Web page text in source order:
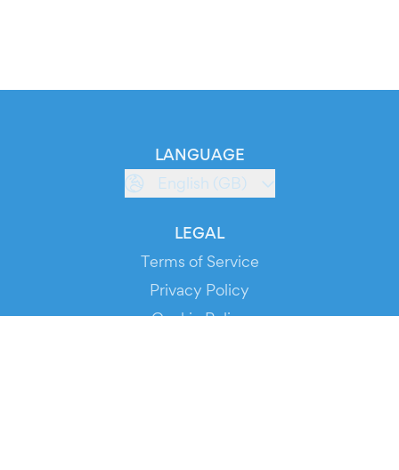
LANGUAGE
English (GB)
LEGAL
Terms of Service
Privacy Policy
Cookie Policy